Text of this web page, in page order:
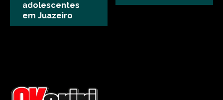
adolescentes
em Juazeiro